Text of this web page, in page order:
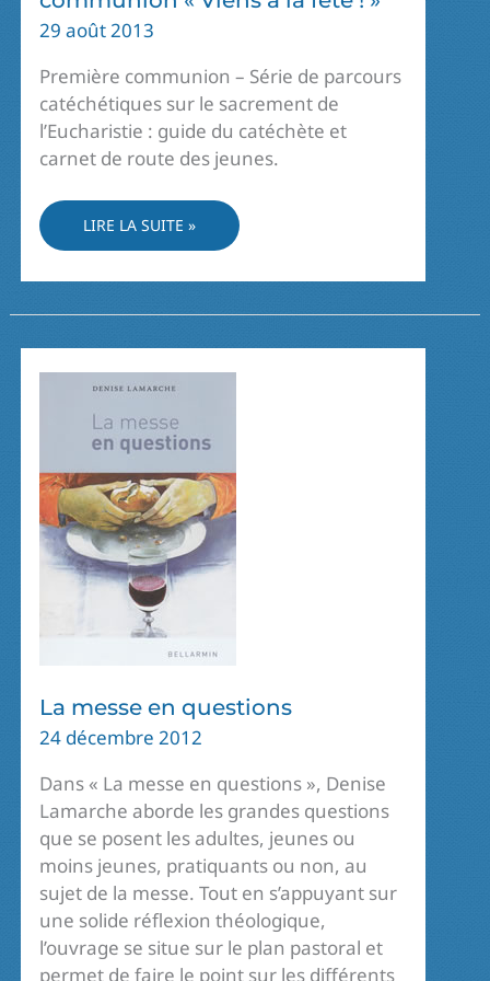
29 août 2013
Première communion – Série de parcours
catéchétiques sur le sacrement de
l’Eucharistie : guide du catéchète et
carnet de route des jeunes.
PARCOURS
POUR
PREMIÈRE
LA
FÊTE ! »
LIRE LA SUITE »
La messe en questions
24 décembre 2012
Dans « La messe en questions », Denise
Lamarche aborde les grandes questions
que se posent les adultes, jeunes ou
moins jeunes, pratiquants ou non, au
sujet de la messe. Tout en s’appuyant sur
une solide réflexion théologique,
l’ouvrage se situe sur le plan pastoral et
permet de faire le point sur les différents